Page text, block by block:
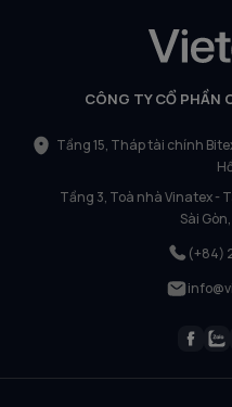
CÔNG TY CỔ PHẦN
Tầng 15, Tháp tài chính
Tầng 3, Toà nhà Vinatex -
Sài
(+84)